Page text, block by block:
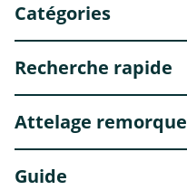
Catégories
Recherche rapide
Attelage remorque
Guide